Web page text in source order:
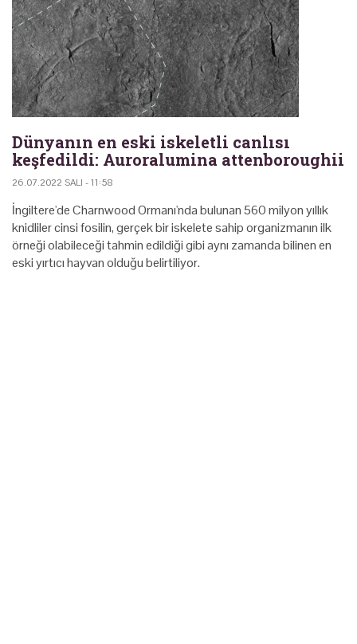
Dünyanın en eski iskeletli canlısı
keşfedildi: Auroralumina attenboroughii
26.07.2022 SALI - 11:58
İngiltere'de Charnwood Ormanı'nda bulunan 560 milyon yıllık
knidliler cinsi fosilin, gerçek bir iskelete sahip organizmanın ilk
örneği olabileceği tahmin edildiği gibi aynı zamanda bilinen en
eski yırtıcı hayvan olduğu belirtiliyor.